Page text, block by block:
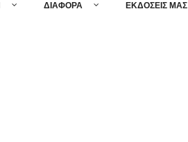
ΔΙΑΦΟΡΑ ΕΚΔΟΣΕΙΣ ΜΑΣ